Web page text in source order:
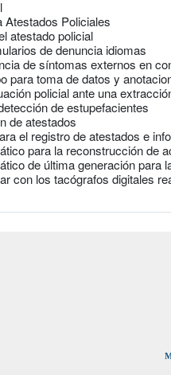
Policiales
atestado policial
de denuncia idiomas
de síntomas externos en
para toma de datos y
policial ante una
de estupefacientes
de atestados
el registro de atestados e
para la reconstrucción de
de última generación
con los tacógrafos digitales